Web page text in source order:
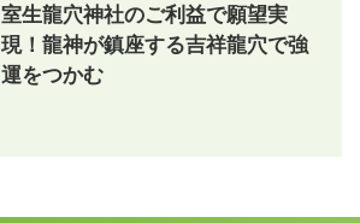
室生龍穴神社のご利益で願望実
現！龍神が鎮座する吉祥龍穴で強
運をつかむ